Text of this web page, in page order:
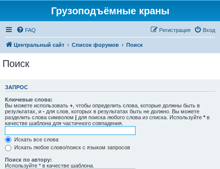
Грузоподъёмные краны
FAQ Вход
Регистрация
Центральный сайт Список форумов Поиск
Поиск
ЗАПРОС
Ключевые слова:
Вы можете использовать + , чтобы определить слова, которые должны быть в
результатах, и - для слов, которых в результатах быть не должно. Вы можете
разделить слова символом | для поиска любого слова из списка. Используйте * в
качестве шаблона для частичного совпадения.
Искать все слова
Искать любое слово/поиск с языком запросов
Поиск по автору:
Используйте * в качестве шаблона.